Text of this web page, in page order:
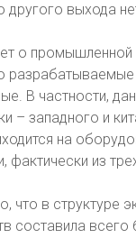
другого выхода
о
В частности,
– западного и
на
фактически из
что в структуре
составила